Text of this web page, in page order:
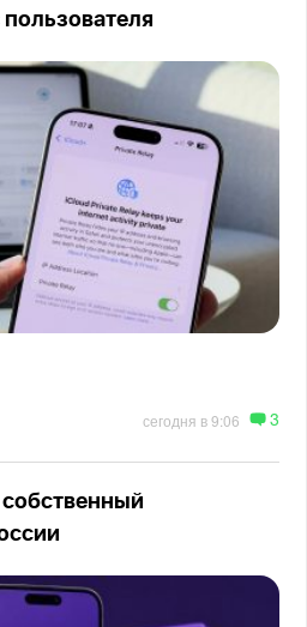
сегодня в 9:06 3
собственный